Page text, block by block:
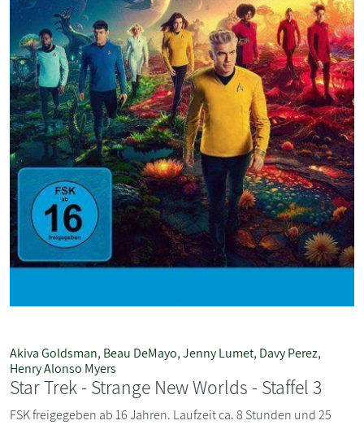
Akiva Goldsman, Beau DeMayo,Jenny Lumet, Davy Perez,
Henry Alonso Myers
Star Trek - Strange New Worlds - Staffel 3
FSK freigegeben ab 16 Jahren. Laufzeit ca. 8 Stunden und 25